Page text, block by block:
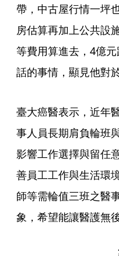
帶，中古屋行情一坪
房估算再加上公共設
等費用算進去，4億
話的事情，顯見他對
臺大癌醫表示，近年
事人員長期肩負輪班
影響工作選擇與留任
善員工工作與生活環
師等需輪值三班之醫
象，希望能讓醫護無